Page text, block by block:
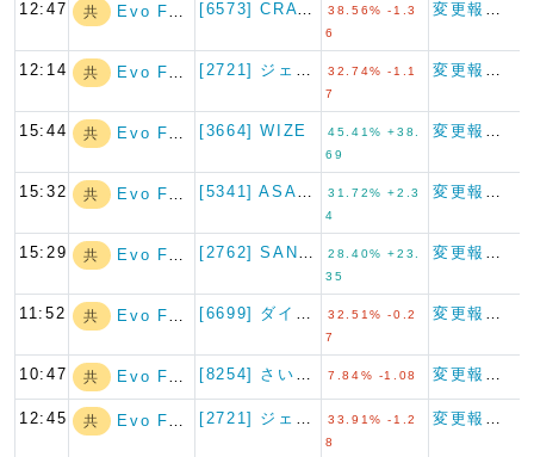
12:47 共 Evo Fund
38.56% -1.3
6
12:14 共 Evo Fund
32.74% -1.1
7
15:44 共 Evo Fund [3664] WIZE
45.41% +38.
69
15:32 共 Evo Fund
31.72% +2.3
4
15:29 共 Evo Fund
28.40% +23.
35
11:52 共 Evo Fund
32.51% -0.2
7
10:47 共 Evo Fund 7.84% -1.08
12:45 共 Evo Fund
33.91% -1.2
8